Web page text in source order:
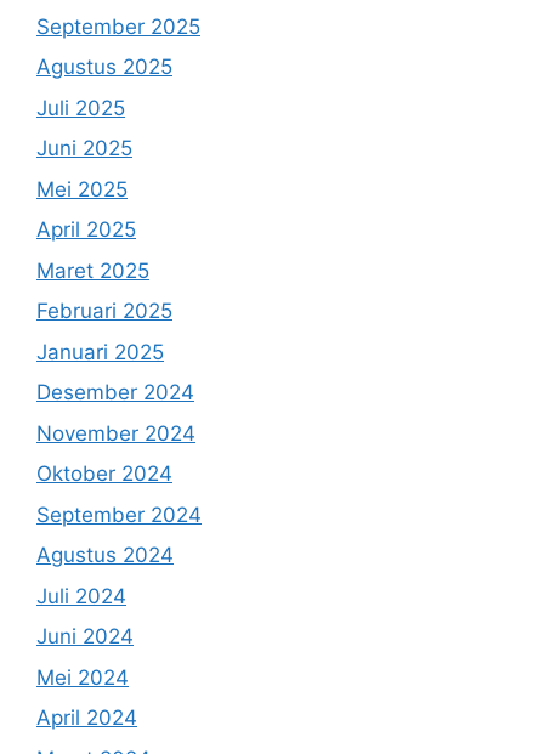
September 2025
Agustus 2025
Juli 2025
Juni 2025
Mei 2025
April 2025
Maret 2025
Februari 2025
Januari 2025
Desember 2024
November 2024
Oktober 2024
September 2024
Agustus 2024
Juli 2024
Juni 2024
Mei 2024
April 2024